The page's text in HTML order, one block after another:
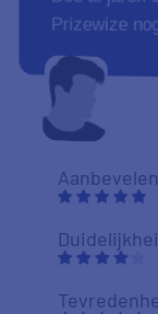
Prizewize
Aanbevelen